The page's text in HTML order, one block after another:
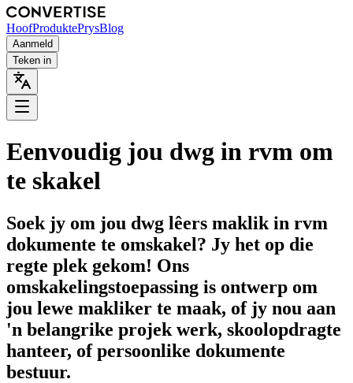
HoofProduktePrysBlog
Aanmeld
Teken in
Eenvoudig jou dwg in rvm om
te skakel
Soek jy om jou dwg lêers maklik in rvm
dokumente te omskakel? Jy het op die
regte plek gekom! Ons
omskakelingstoepassing is ontwerp om
jou lewe makliker te maak, of jy nou aan
'n belangrike projek werk, skoolopdragte
hanteer, of persoonlike dokumente
bestuur.